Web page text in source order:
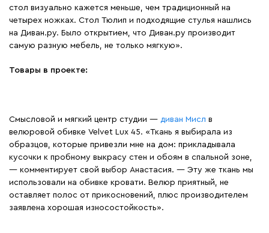
стол визуально кажется меньше, чем традиционный на
четырех ножках. Стол Тюлип и подходящие стулья нашлись
на Диван.ру. Было открытием, что Диван.ру производит
самую разную мебель, не только мягкую».
Товары в проекте:
Смысловой и мягкий центр студии — диван Мисл в
велюровой обивке Velvet Lux 45. «Ткань я выбирала из
образцов, которые привезли мне на дом: прикладывала
кусочки к пробному выкрасу стен и обоям в спальной зоне,
— комментирует свой выбор Анастасия. — Эту же ткань мы
использовали на обивке кровати. Велюр приятный, не
оставляет полос от прикосновений, плюс производителем
заявлена хорошая износостойкость».